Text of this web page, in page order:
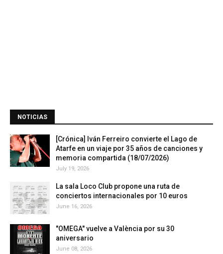
NOTICIAS
[Crónica] Iván Ferreiro convierte el Lago de
Atarfe en un viaje por 35 años de canciones y
memoria compartida (18/07/2026)
July 19, 2026
La sala Loco Club propone una ruta de
conciertos internacionales por 10 euros
June 16, 2026
"OMEGA" vuelve a València por su 30
aniversario
June 08, 2026